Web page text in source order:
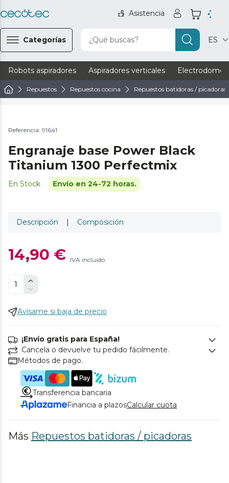
Asistencia
Categorías ¿Qué buscas? ES
Robots aspiradores Aspiradores verticales
Repuestos Repuestos cocina Repuestos batidoras / picadoras
Referencia: 91641
Engranaje base Power Black
Titanium 1300 Perfectmix
En Stock Envío en 24-72 horas.
Descripción | Composición
14,90 € IVA incluido
Avísame si baja de precio
¡Envío gratis para España!
Cancela o devuelve tu pedido fácilmente.
Métodos de pago.
Transferencia bancaria
Financia a plazosCalcular cuota
Más Repuestos batidoras / picadoras